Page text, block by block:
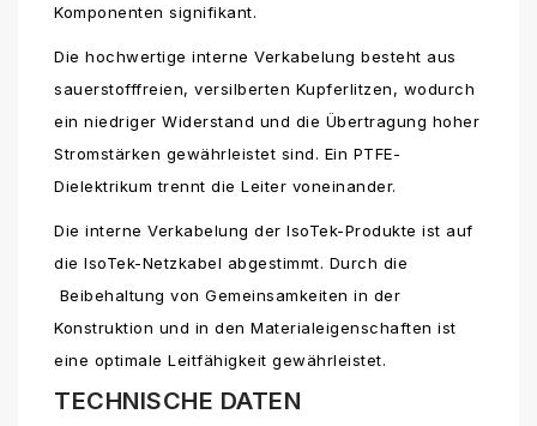
Komponenten signifikant.
Die hochwertige interne Verkabelung besteht aus
sauerstofffreien, versilberten Kupferlitzen, wodurch
ein niedriger Widerstand und die Übertragung hoher
Stromstärken gewährleistet sind. Ein PTFE-
Dielektrikum trennt die Leiter voneinander.
Die interne Verkabelung der IsoTek-Produkte ist auf
die IsoTek-Netzkabel abgestimmt. Durch die
Beibehaltung von Gemeinsamkeiten in der
Konstruktion und in den Materialeigenschaften ist
eine optimale Leitfähigkeit gewährleistet.
TECHNISCHE DATEN